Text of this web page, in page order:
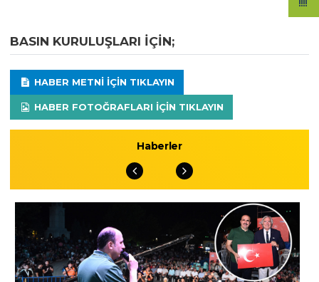
BASIN KURULUŞLARI IÇIN;
HABER METNI IÇIN TIKLAYIN
HABER FOTOĞRAFLARI IÇIN TIKLAYIN
Haberler